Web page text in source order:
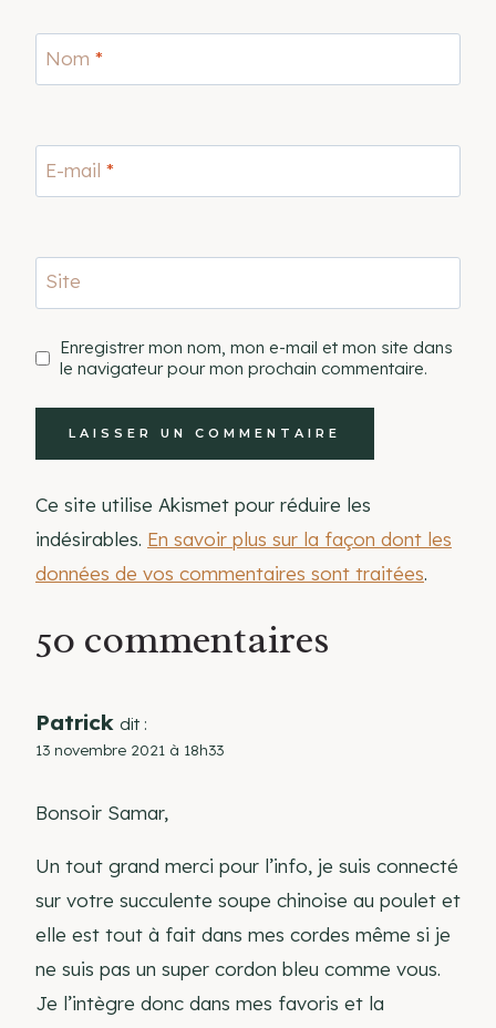
Nom *
E-mail *
Site
Enregistrer mon nom, mon e-mail et mon site dans
le navigateur pour mon prochain commentaire.
Ce site utilise Akismet pour réduire les
indésirables. En savoir plus sur la façon dont les
données de vos commentaires sont traitées.
50 commentaires
Patrick dit :
13 novembre 2021 à 18h33
Bonsoir Samar,
Un tout grand merci pour l’info, je suis connecté
sur votre succulente soupe chinoise au poulet et
elle est tout à fait dans mes cordes même si je
ne suis pas un super cordon bleu comme vous.
Je l’intègre donc dans mes favoris et la